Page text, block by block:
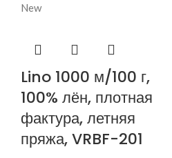
New
Lino 1000 м/100 г,
100% лён, плотная
фактура, летняя
пряжа, VRBF-201